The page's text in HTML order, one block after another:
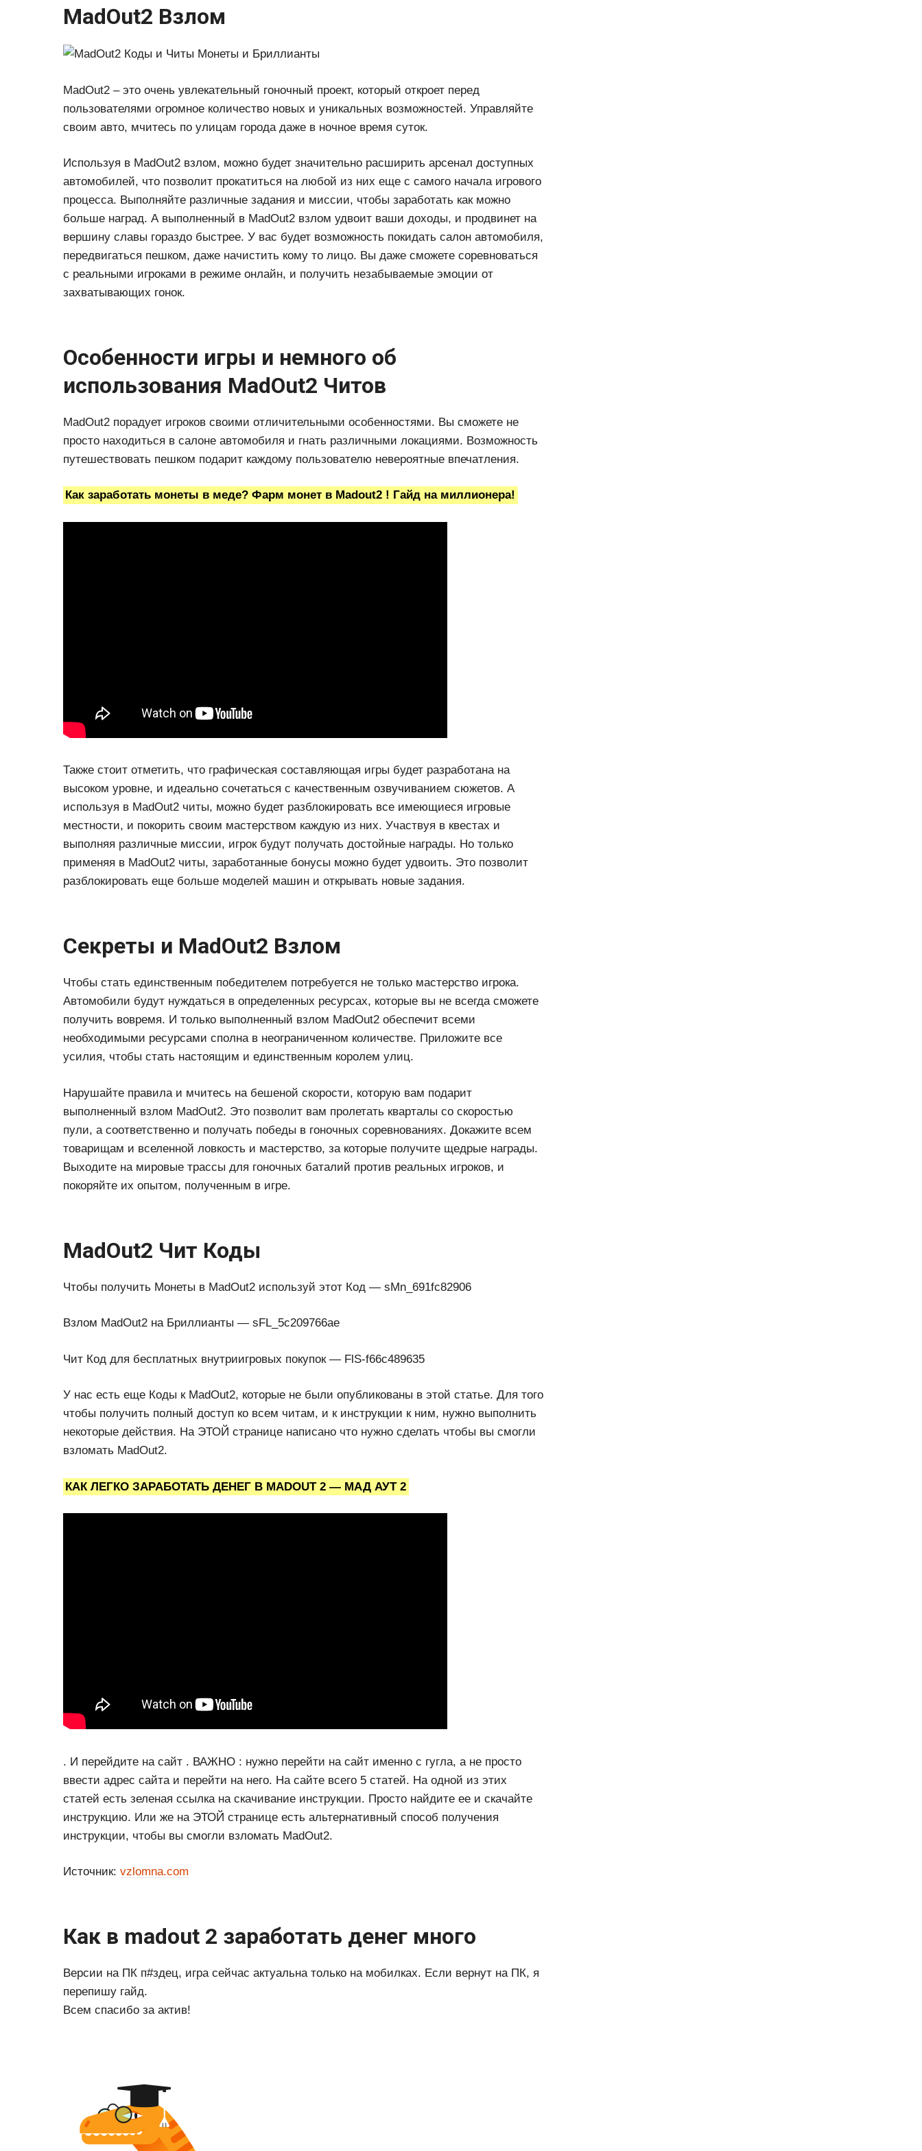
MadOut2 Взлом
MadOut2 – это очень увлекательный гоночный проект, который откроет перед
пользователями огромное количество новых и уникальных возможностей. Управляйте
своим авто, мчитесь по улицам города даже в ночное время суток.
Используя в MadOut2 взлом, можно будет значительно расширить арсенал доступных
автомобилей, что позволит прокатиться на любой из них еще с самого начала игрового
процесса. Выполняйте различные задания и миссии, чтобы заработать как можно
больше наград. А выполненный в MadOut2 взлом удвоит ваши доходы, и продвинет на
вершину славы гораздо быстрее. У вас будет возможность покидать салон автомобиля,
передвигаться пешком, даже начистить кому то лицо. Вы даже сможете соревноваться
с реальными игроками в режиме онлайн, и получить незабываемые эмоции от
захватывающих гонок.
Особенности игры и немного об
использования MadOut2 Читов
MadOut2 порадует игроков своими отличительными особенностями. Вы сможете не
просто находиться в салоне автомобиля и гнать различными локациями. Возможность
путешествовать пешком подарит каждому пользователю невероятные впечатления.
Как заработать монеты в меде? Фарм монет в Madout2 ! Гайд на миллионера!
Также стоит отметить, что графическая составляющая игры будет разработана на
высоком уровне, и идеально сочетаться с качественным озвучиванием сюжетов. А
используя в MadOut2 читы, можно будет разблокировать все имеющиеся игровые
местности, и покорить своим мастерством каждую из них. Участвуя в квестах и
выполняя различные миссии, игрок будут получать достойные награды. Но только
применяя в MadOut2 читы, заработанные бонусы можно будет удвоить. Это позволит
разблокировать еще больше моделей машин и открывать новые задания.
Секреты и MadOut2 Взлом
Чтобы стать единственным победителем потребуется не только мастерство игрока.
Автомобили будут нуждаться в определенных ресурсах, которые вы не всегда сможете
получить вовремя. И только выполненный взлом MadOut2 обеспечит всеми
необходимыми ресурсами сполна в неограниченном количестве. Приложите все
усилия, чтобы стать настоящим и единственным королем улиц.
Нарушайте правила и мчитесь на бешеной скорости, которую вам подарит
выполненный взлом MadOut2. Это позволит вам пролетать кварталы со скоростью
пули, а соответственно и получать победы в гоночных соревнованиях. Докажите всем
товарищам и вселенной ловкость и мастерство, за которые получите щедрые награды.
Выходите на мировые трассы для гоночных баталий против реальных игроков, и
покоряйте их опытом, полученным в игре.
MadOut2 Чит Коды
Чтобы получить Монеты в MadOut2 используй этот Код — sMn_691fc82906
Взлом MadOut2 на Бриллианты — sFL_5c209766ae
Чит Код для бесплатных внутриигровых покупок — FlS-f66c489635
У нас есть еще Коды к MadOut2, которые не были опубликованы в этой статье. Для того
чтобы получить полный доступ ко всем читам, и к инструкции к ним, нужно выполнить
некоторые действия. На ЭТОЙ странице написано что нужно сделать чтобы вы смогли
взломать MadOut2.
КАК ЛЕГКО ЗАРАБОТАТЬ ДЕНЕГ В MADOUT 2 — МАД АУТ 2
. И перейдите на сайт . ВАЖНО : нужно перейти на сайт именно с гугла, а не просто
ввести адрес сайта и перейти на него. На сайте всего 5 статей. На одной из этих
статей есть зеленая ссылка на скачивание инструкции. Просто найдите ее и скачайте
инструкцию. Или же на ЭТОЙ странице есть альтернативный способ получения
инструкции, чтобы вы смогли взломать MadOut2.
Источник: vzlomna.com
Как в madout 2 заработать денег много
Версии на ПК п#здец, игра сейчас актуальна только на мобилках. Если вернут на ПК, я
перепишу гайд.
Всем спасибо за актив!